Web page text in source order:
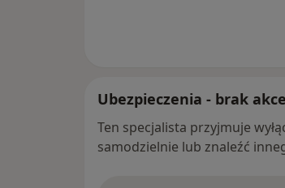
Ubezpieczenia - brak
Ten specjalista przyjmuje
samodzielnie lub znaleźć